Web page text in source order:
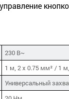
230 В~
1 м, 2 x 0.75 мм² / 1
Универсальный